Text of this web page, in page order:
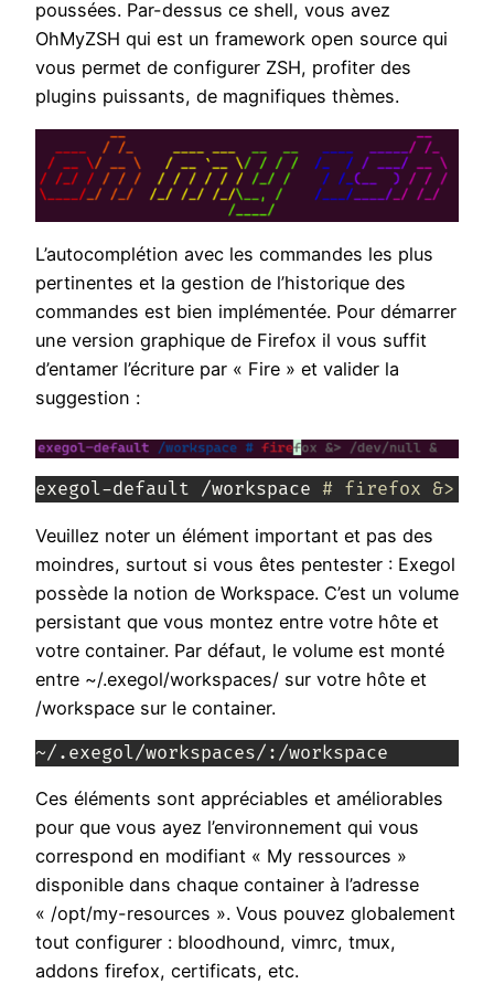
poussées. Par-dessus ce shell, vous avez
OhMyZSH qui est un framework open source qui
vous permet de configurer ZSH, profiter des
plugins puissants, de magnifiques thèmes.
L’autocomplétion avec les commandes les plus
pertinentes et la gestion de l’historique des
commandes est bien implémentée. Pour démarrer
une version graphique de Firefox il vous suffit
d’entamer l’écriture par « Fire » et valider la
suggestion :
exegol-default /workspace # firefox &> /
Veuillez noter un élément important et pas des
moindres, surtout si vous êtes pentester : Exegol
possède la notion de Workspace. C’est un volume
persistant que vous montez entre votre hôte et
votre container. Par défaut, le volume est monté
entre ~/.exegol/workspaces/ sur votre hôte et
/workspace sur le container.
~/.exegol/workspaces/:/workspace
Ces éléments sont appréciables et améliorables
pour que vous ayez l’environnement qui vous
correspond en modifiant « My ressources »
disponible dans chaque container à l’adresse
« /opt/my-resources ». Vous pouvez globalement
tout configurer : bloodhound, vimrc, tmux,
addons firefox, certificats, etc.